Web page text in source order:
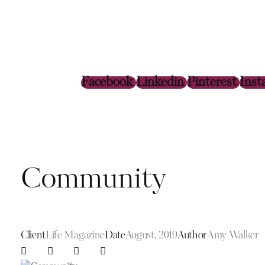
Facebook Linkedin Pinterest
Community
ClientLife MagazineDateAugust, 2019AuthorAmy Walker